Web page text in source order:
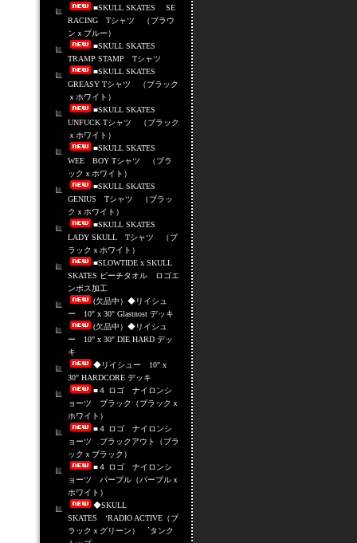
■SKULL SKATES SE
RACING Tシャツ （ブラウ
ンｘブルー）
■SKULL SKATES
TRAMP STAMP Tシャツ
■SKULL SKATES
GREASY Tシャツ （ブラック
ｘホワイト）
■SKULL SKATES
UNFUCK Tシャツ （ブラック
ｘホワイト）
■SKULL SKATES
WEE BOY Tシャツ （ブラ
ックｘホワイト）
■SKULL SKATES
GENIUS Tシャツ （ブラッ
クｘホワイト）
■SKULL SKATES
LADY SKULL Tシャツ （ブ
ラックｘホワイト）
■SLOWTIDE x SKULL
SKATES ビーチタオル ロゴエ
ンボス加工
(欠品中）◆リイシュ
ー 10" x 30" Glastnost デッキ
(欠品中）◆リイシュ
ー 10" x 30" DIE HARD デッ
キ
◆リイシュー 10" x
30" HARDCORE デッキ
■４ ロゴ ナイロンシ
ョーツ ブラック（ブラックｘ
ホワイト）
■４ ロゴ ナイロンシ
ョーツ ブラックアウト（ブラ
ックｘブラック）
■４ ロゴ ナイロンシ
ョーツ パープル（パープルｘ
ホワイト）
◆SKULL
SKATES ‘RADIO ACTIVE（ブ
ラックｘグリーン） `タンク